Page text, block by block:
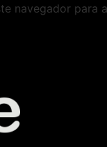
navegador para